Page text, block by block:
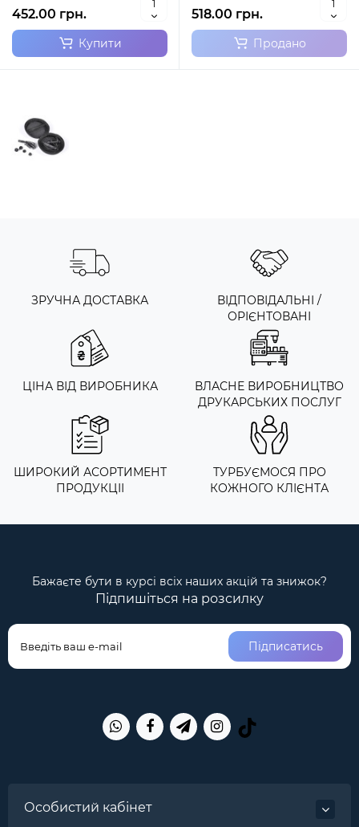
452.00 грн.
Купити
518.00 грн.
Продано
ЗРУЧНА ДОСТАВКА
ВІДПОВІДАЛЬНІ /
ОРІЄНТОВАНІ
ЦІНА ВІД ВИРОБНИКА
ВЛАСНЕ ВИРОБНИЦТВО
ДРУКАРСЬКИХ ПОСЛУГ
ШИРОКИЙ АСОРТИМЕНТ
ПРОДУКЦІІ
ТУРБУЄМОСЯ ПРО
КОЖНОГО КЛІЄНТА
Бажаєте бути в курсі всіх наших акцій та знижок?
Підпишіться на розсилку
Підписатись
Особистий кабінет